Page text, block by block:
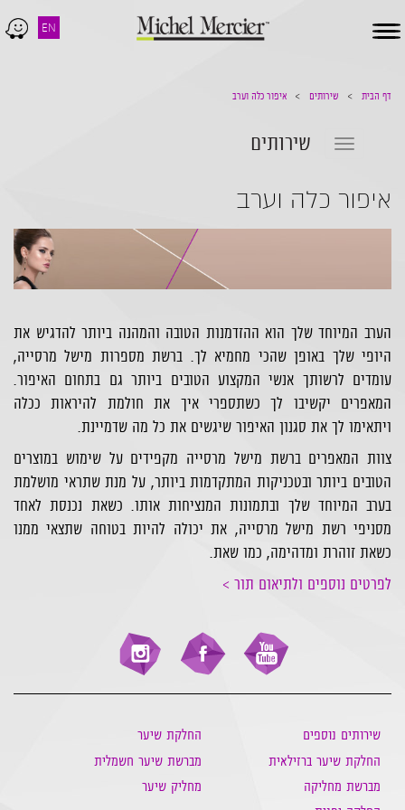
EN
Toggle
דף הבית שירותים איפור כלה וערב
שירותיםToggle
איפור כלה וערב
הערב המיוחד שלך הוא ההזדמנות הטובה והמהנה ביותר להדגיש את
היופי שלך באופן שהכי מחמיא לך. ברשת מספרות מישל מרסייה,
עומדים לרשותך אנשי המקצוע הטובים ביותר גם בתחום האיפור.
המאפרים יקשיבו לך כשתספרי איך את חולמת להיראות ככלה
ויתאימו לך את סגנון האיפור שיגשים את כל מה שדמיינת.
צוות המאפרים ברשת מישל מרסייה מקפידים על שימוש במוצרים
הטובים ביותר ובטכניקות המתקדמות ביותר, על מנת שתראי מושלמת
בערב המיוחד שלך ובתמונות המנציחות אותו. כשאת נכנסת לאחד
מסניפי רשת מישל מרסייה, את יכולה להיות בטוחה שתצאי ממנו
כשאת זוהרת ומדהימה, כמו שאת.
לפרטים נוספים ולתיאום תור >
שירותים נוספים
החלקת שיער
החלקת שיער ברזילאית
מברשת שיער חשמלית
מברשת מחליקה
מחליק שיער